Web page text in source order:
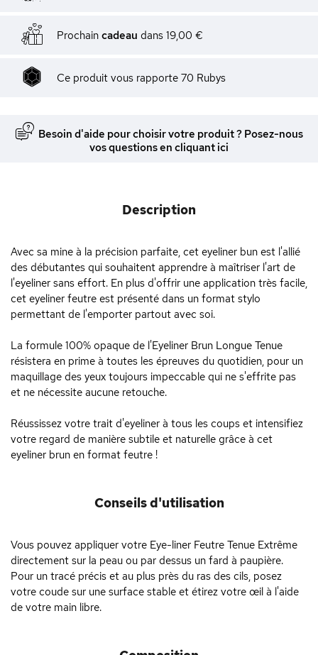
Prochain cadeau dans 19,00 €
Ce produit vous rapporte 70 Rubys
Besoin d'aide pour choisir votre produit ? Posez-nous
vos questions en cliquant ici
Description
Avec sa mine à la précision parfaite, cet eyeliner bun est l'allié
des débutantes qui souhaitent apprendre à maîtriser l'art de
l'eyeliner sans effort. En plus d'offrir une application très facile,
cet eyeliner feutre est présenté dans un format stylo
permettant de l'emporter partout avec soi.
La formule 100% opaque de l'Eyeliner Brun Longue Tenue
résistera en prime à toutes les épreuves du quotidien, pour un
maquillage des yeux toujours impeccable qui ne s'effrite pas
et ne nécessite aucune retouche.
Réussissez votre trait d'eyeliner à tous les coups et intensifiez
votre regard de manière subtile et naturelle grâce à cet
eyeliner brun en format feutre !
Conseils d'utilisation
Vous pouvez appliquer votre Eye-liner Feutre Tenue Extrême
directement sur la peau ou par dessus un fard à paupière.
Pour un tracé précis et au plus près du ras des cils, posez
votre coude sur une surface stable et étirez votre œil à l'aide
de votre main libre.